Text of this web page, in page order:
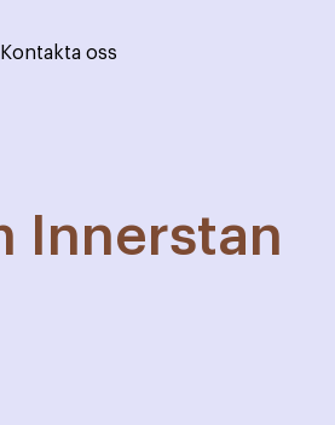
Kontakta oss
Innerstan